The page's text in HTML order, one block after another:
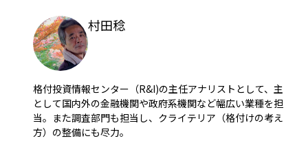
村田稔
格付投資情報センター（R&I)の主任アナリストとして、主
として国内外の金融機関や政府系機関など幅広い業種を担
当。また調査部門も担当し、クライテリア（格付けの考え
方）の整備にも尽力。